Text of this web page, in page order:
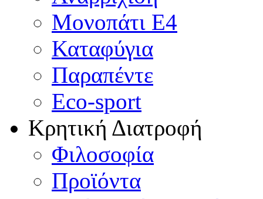
Μονοπάτι Ε4
Καταφύγια
Παραπέντε
Eco-sport
Κρητική Διατροφή
Φιλοσοφία
Προϊόντα